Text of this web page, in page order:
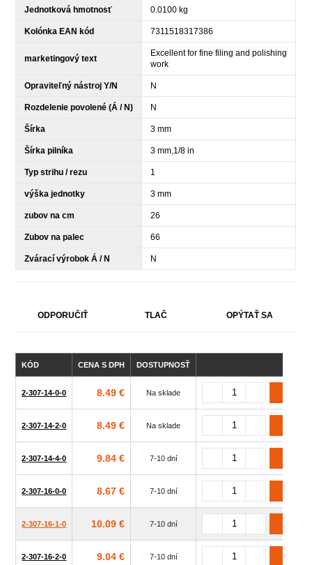
Jednotková hmotnosť 0.0100 kg
Kolónka EAN kód 7311518317386
marketingový text
Excellent for fine filing and polishing
work
Opraviteľný nástroj Y/N N
Rozdelenie povolené (Á / N) N
Šírka 3 mm
Šírka pilníka 3 mm,1/8 in
Typ strihu / rezu 1
výška jednotky 3 mm
zubov na cm 26
Zubov na palec 66
Zvárací výrobok Á / N N
ODPORUČIŤ TLAČ OPÝTAŤ SA
KÓD CENA S DPH DOSTUPNOSŤ
2-307-14-0-0 8.49 € Na sklade
2-307-14-2-0 8.49 € Na sklade
2-307-14-4-0 9.84 € 7-10 dní
2-307-16-0-0 8.67 € 7-10 dní
2-307-16-1-0 10.09 € 7-10 dní
2-307-16-2-0 9.04 € 7-10 dní